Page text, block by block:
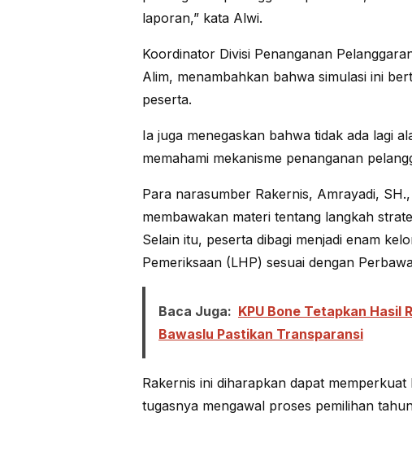
laporan,” kata Alwi.
Koordinator Divisi Penanganan
Alim, menambahkan bahwa simulasi ini
peserta.
Ia juga menegaskan bahwa tidak ada lagi
memahami mekanisme penanganan
Para narasumber Rakernis, Amrayadi,
membawakan materi tentang langkah
Selain itu, peserta dibagi menjadi enam
Pemeriksaan (LHP) sesuai dengan
Baca Juga: KPU Bone Tetapkan Hasil
Bawaslu Pastikan Transparansi
Rakernis ini diharapkan dapat
tugasnya mengawal proses pemilihan